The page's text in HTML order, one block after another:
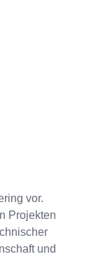
vor.
Projekten
und